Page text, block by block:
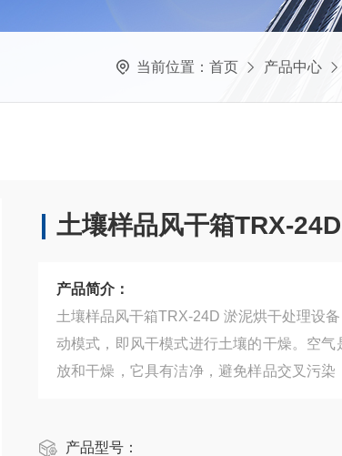
当前位置： 首页 产品中心
土壤样品风干箱TRX-
产品简介：
土壤样品风干箱TRX-24D 淤泥烘干处理设
动模式，即风干模式进行土壤的干燥。空
放和干燥，它具有洁净，避免样品交叉污
产品型号：